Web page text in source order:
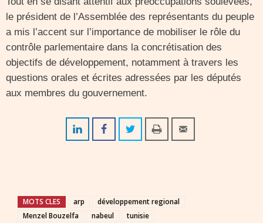
le président de l’Assemblée des représentants du peuple
a mis l’accent sur l’importance de mobiliser le rôle du
contrôle parlementaire dans la concrétisation des
objectifs de développement, notamment à travers les
questions orales et écrites adressées par les députés
aux membres du gouvernement.
MOTS CLES arp
développement regional
Menzel Bouzelfa
nabeul
tunisie